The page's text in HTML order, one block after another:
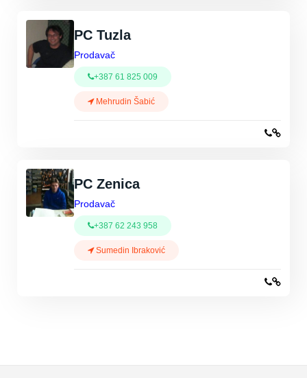
PC Tuzla
Prodavač
+387 61 825 009
Mehrudin Šabić
PC Zenica
Prodavač
+387 62 243 958
Sumedin Ibraković